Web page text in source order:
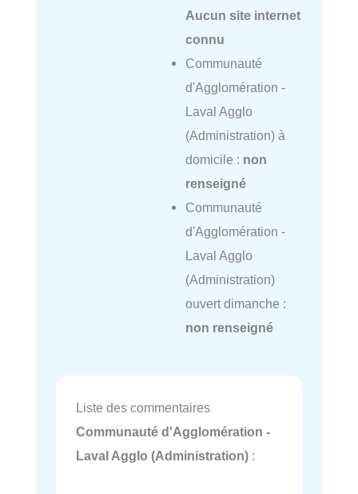
Aucun site internet
connu
Communauté
d'Agglomération -
Laval Agglo
(Administration) à
domicile : non
renseigné
Communauté
d'Agglomération -
Laval Agglo
(Administration)
ouvert dimanche :
non renseigné
Liste des commentaires
Communauté d'Agglomération -
Laval Agglo (Administration) :